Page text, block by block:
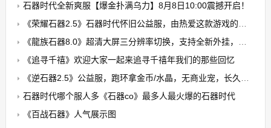
石器时代全新爽服【爆金扑满乌力】8月8日10:00震撼开启！​
《荣耀石器2.5》石器时代怀旧公益服，由热爱这款游戏的玩家自发搭建的公益养老PK服
《龍族石器8.0》超清大屏三分辨率切换，支持全新外挂，无卡顿，无花屏，限7开
《追寻千禧》欢迎大家一起来追寻千禧年我们的那些回忆
《逆石器2.5》公益服，跑环拿金币/水晶，无商业宠，长久稳定
石器时代哪个服人多《石器co》最多人最火爆的石器时代
《百战石器》人气展示图